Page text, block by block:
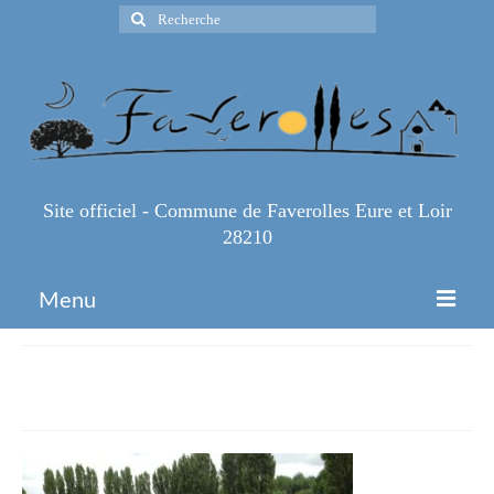
Rechercher
:
Site officiel - Commune de Faverolles Eure et Loir
28210
Menu
Infos Pratiques